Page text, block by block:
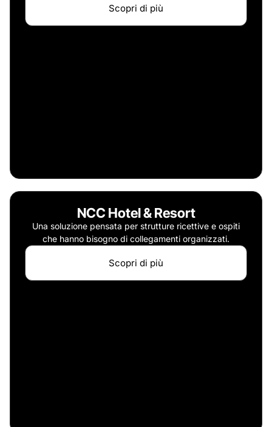
Scopri di più
NCC Hotel & Resort
Una soluzione pensata per strutture ricettive e ospiti
che hanno bisogno di collegamenti organizzati.
Scopri di più